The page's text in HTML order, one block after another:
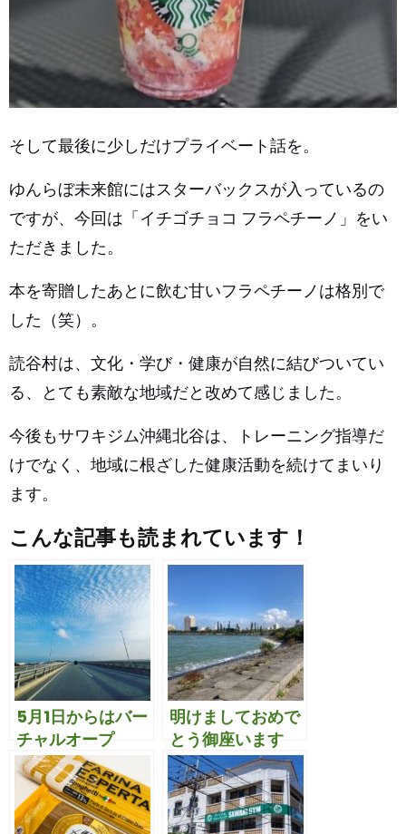
そして最後に少しだけプライベート話を。
ゆんらぼ未来館にはスターバックスが入っているの
ですが、今回は「イチゴチョコ フラペチーノ」をい
ただきました。
本を寄贈したあとに飲む甘いフラペチーノは格別で
した（笑）。
読谷村は、文化・学び・健康が自然に結びついてい
る、とても素敵な地域だと改めて感じました。
今後もサワキジム沖縄北谷は、トレーニング指導だ
けでなく、地域に根ざした健康活動を続けてまいり
ます。
こんな記事も読まれています！
5月1日からはバー
チャルオープ
ン！！
明けましておめで
とう御座います